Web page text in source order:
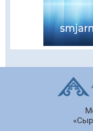
Цифрландыру
салынатын жаңа
талқыланды
05.08.2026
алу жөніндегі
облысы бойынша
тағайындалды
Құрылтай үшін